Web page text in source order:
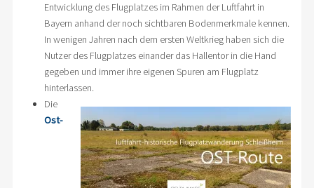
Entwicklung des Flugplatzes im Rahmen der Luftfahrt in
Bayern anhand der noch sichtbaren Bodenmerkmale kennen.
In wenigen Jahren nach dem ersten Weltkrieg haben sich die
Nutzer des Flugplatzes einander das Hallentor in die Hand
gegeben und immer ihre eigenen Spuren am Flugplatz
hinterlassen.
Die
Ost-